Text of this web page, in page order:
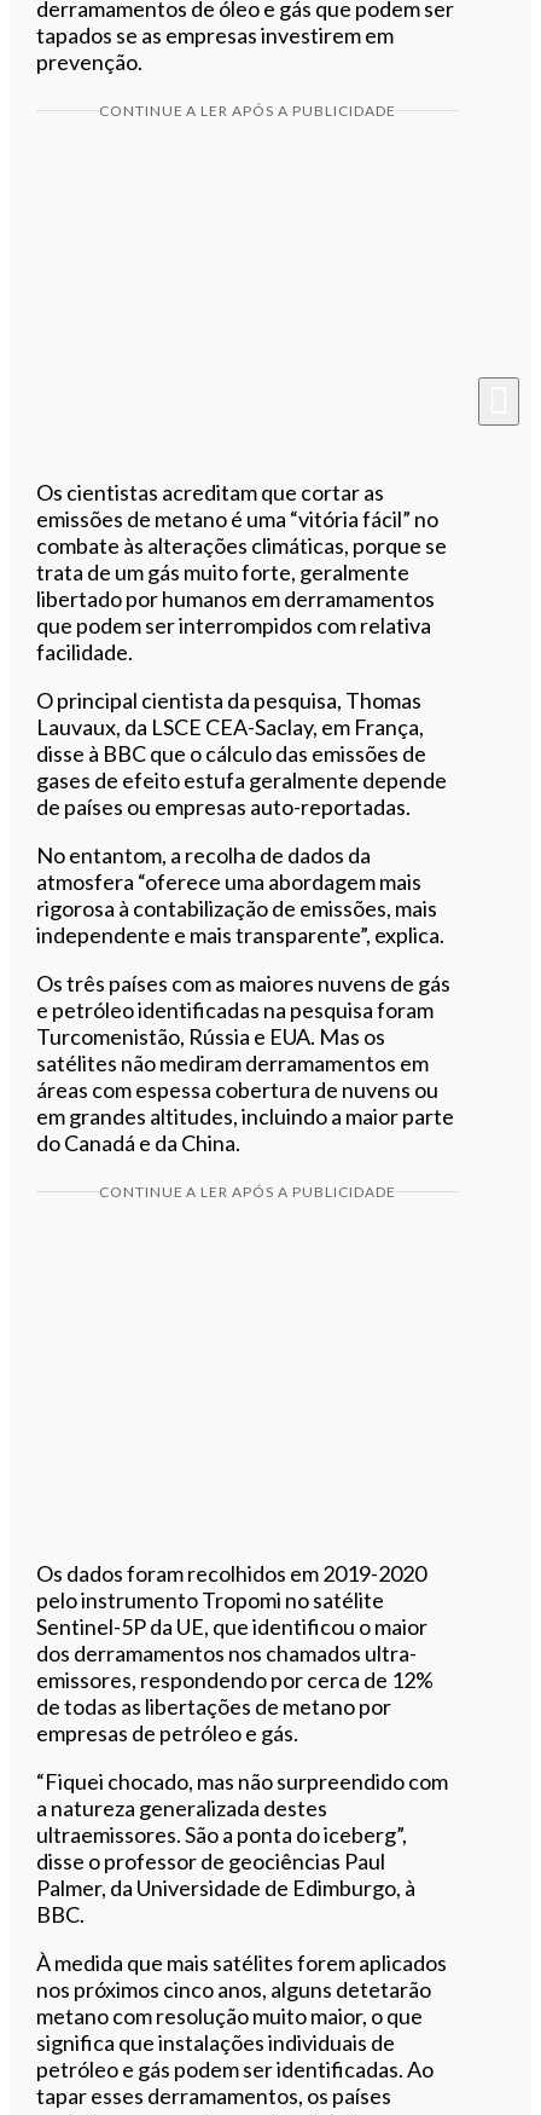
derramamentos de óleo e gás que podem ser
tapados se as empresas investirem em
prevenção.
CONTINUE A LER APÓS A PUBLICIDADE
Os cientistas acreditam que cortar as
emissões de metano é uma “vitória fácil” no
combate às alterações climáticas, porque se
trata de um gás muito forte, geralmente
libertado por humanos em derramamentos
que podem ser interrompidos com relativa
facilidade.
O principal cientista da pesquisa, Thomas
Lauvaux, da LSCE CEA-Saclay, em França,
disse à BBC que o cálculo das emissões de
gases de efeito estufa geralmente depende
de países ou empresas auto-reportadas.
No entantom, a recolha de dados da
atmosfera “oferece uma abordagem mais
rigorosa à contabilização de emissões, mais
independente e mais transparente”, explica.
Os três países com as maiores nuvens de gás
e petróleo identificadas na pesquisa foram
Turcomenistão, Rússia e EUA. Mas os
satélites não mediram derramamentos em
áreas com espessa cobertura de nuvens ou
em grandes altitudes, incluindo a maior parte
do Canadá e da China.
CONTINUE A LER APÓS A PUBLICIDADE
Os dados foram recolhidos em 2019-2020
pelo instrumento Tropomi no satélite
Sentinel-5P da UE, que identificou o maior
dos derramamentos nos chamados ultra-
emissores, respondendo por cerca de 12%
de todas as libertações de metano por
empresas de petróleo e gás.
“Fiquei chocado, mas não surpreendido com
a natureza generalizada destes
ultraemissores. São a ponta do iceberg”,
disse o professor de geociências Paul
Palmer, da Universidade de Edimburgo, à
BBC.
À medida que mais satélites forem aplicados
nos próximos cinco anos, alguns detetarão
metano com resolução muito maior, o que
significa que instalações individuais de
petróleo e gás podem ser identificadas. Ao
tapar esses derramamentos, os países